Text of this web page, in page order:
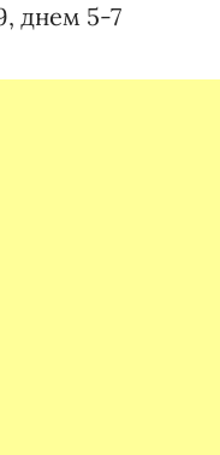
днем 5-7